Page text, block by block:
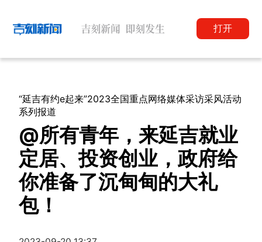
打开
“延吉有约e起来”2023全国重点网络媒体采访采风活动
系列报道
@所有青年，来延吉就业
定居、投资创业，政府给
你准备了沉甸甸的大礼
包！